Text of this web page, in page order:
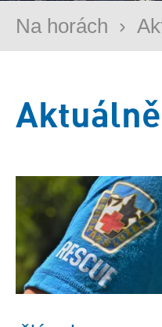
Na horách ›
Aktuálně